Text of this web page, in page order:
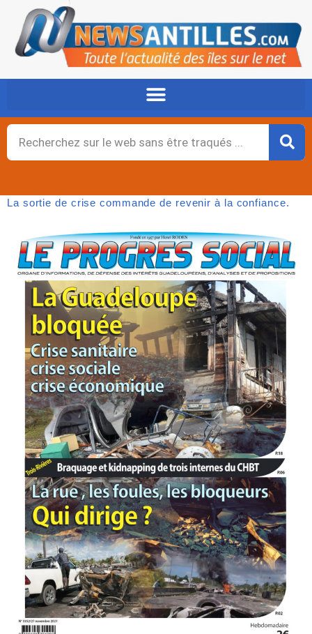
contenu
Rechercher
La sortie de crise commande de revenir à la confiance.